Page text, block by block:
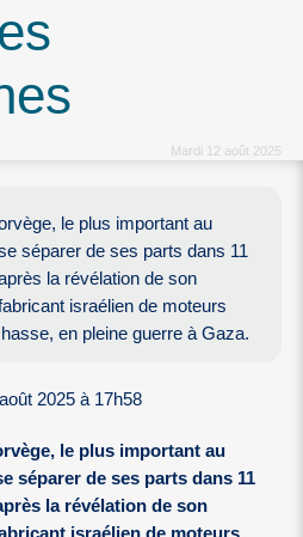
Mardi 12 août 2025
le plus important au
séparer de ses parts dans 11
la révélation de son
israélien de moteurs
en pleine guerre à Gaza.
2025 à 17h58
le plus important au
séparer de ses parts dans 11
la révélation de son
israélien de moteurs